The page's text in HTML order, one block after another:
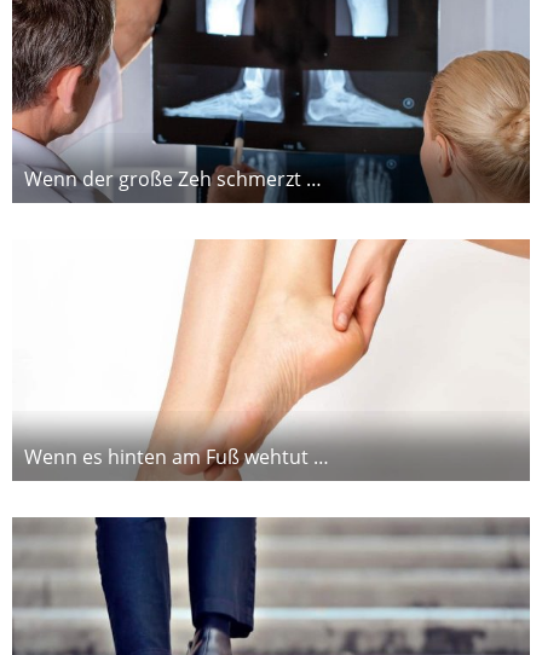
Wenn der große Zeh schmerzt …
Wenn es hinten am Fuß wehtut …